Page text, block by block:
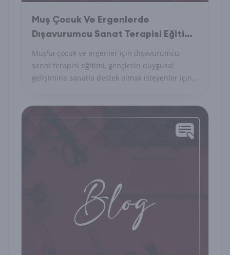
Muş Çocuk Ve Ergenlerde
Dışavurumcu Sanat Terapisi Eğitimi
Nedir
Muş'ta çocuk ve ergenler için dışavurumcu
sanat terapisi eğitimi, gençlerin duygusal
gelişimine sanatla destek olmak isteyenler için.